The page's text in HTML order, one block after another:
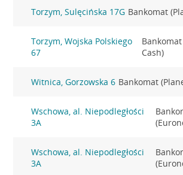
Torzym, Sulęcińska 17G Bankomat
Torzym, Wojska Polskiego
67
Cash)
Witnica, Gorzowska 6 Bankomat
Wschowa, al. Niepodległości
3A
Wschowa, al. Niepodległości
3A